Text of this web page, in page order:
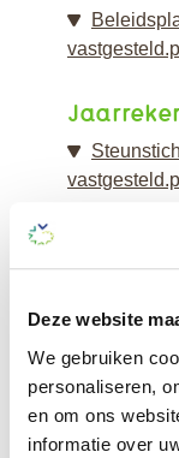
Deze website
We gebruiken
personaliseren,
en om ons
informatie over
Mw. N.E.
Dhr. A. de
Dhr. F.
Mw. P.C.